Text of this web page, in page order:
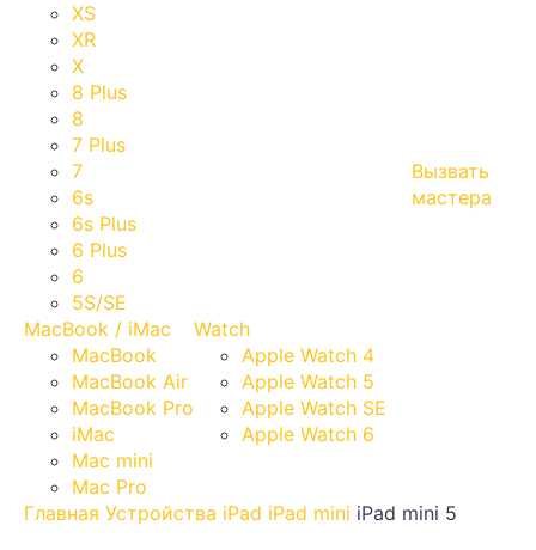
XS
XR
X
8 Plus
8
7 Plus
7
6s
6s Plus
6 Plus
6
5S/SE
MacBook / iMac
MacBook
MacBook Air
MacBook Pro
iMac
Mac mini
Mac Pro
Watch
Apple Watch 4
Apple Watch 5
Apple Watch SE
Apple Watch 6
Вызвать
мастера
Главная Устройства iPad iPad mini iPad mini 5